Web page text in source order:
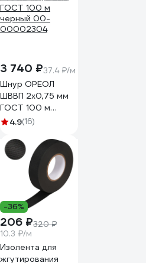
3 740 ₽37.4 ₽/м
Шнур ОРЕОЛ
ШВВП 2х0,75 мм
ГОСТ 100 м
черный 00-
4.9(16)
-36%
206 ₽320 ₽
10.3 ₽/м
Изолента для
жгутирования